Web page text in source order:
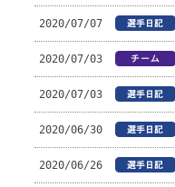
2020/07/07
2020/07/03
2020/07/03
2020/06/30
2020/06/26